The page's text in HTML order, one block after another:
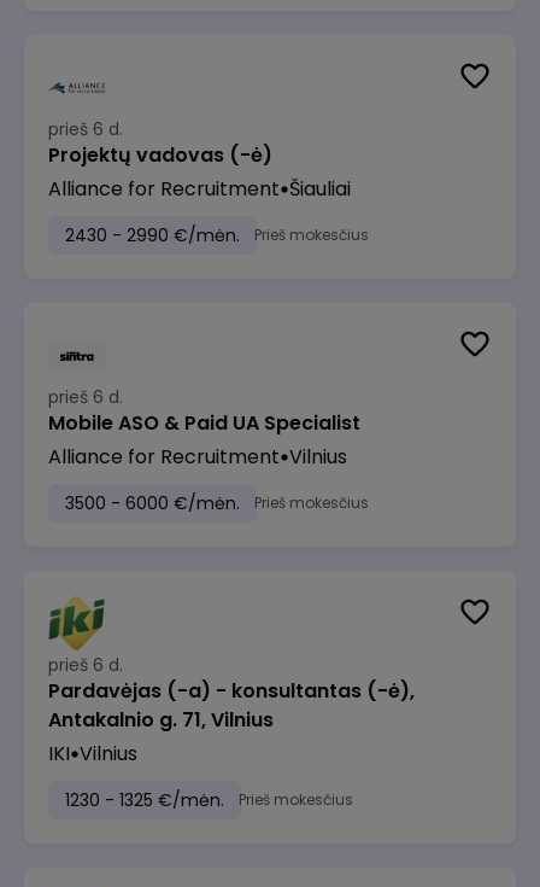
prieš 6 d.
Projektų vadovas (-ė)
Alliance for Recruitment Šiauliai
2430 - 2990 €/mėn. Prieš mokesčius
prieš 6 d.
Mobile ASO & Paid UA Specialist
Alliance for Recruitment Vilnius
3500 - 6000 €/mėn. Prieš mokesčius
prieš 6 d.
Pardavėjas (-a) - konsultantas (-ė),
Antakalnio g. 71, Vilnius
IKI Vilnius
1230 - 1325 €/mėn. Prieš mokesčius